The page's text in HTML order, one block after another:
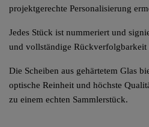
projektgerechte Personalisierung
Jedes Stück ist nummeriert und
und vollständige Rückverfolgbarkeit
Die Scheiben aus gehärtetem Glas
optische Reinheit und höchste
zu einem echten Sammlerstück.